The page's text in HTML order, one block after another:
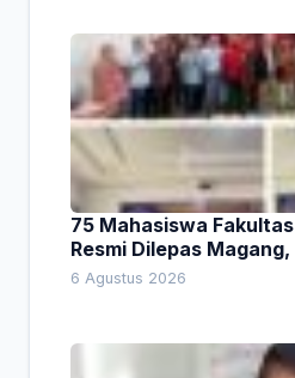
75 Mahasiswa
Resmi Dilepas
Empat Pesan Penting
6 Agustus 2026